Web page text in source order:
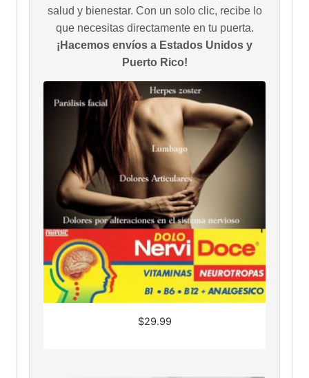
salud y bienestar. Con un solo clic, recibe lo
que necesitas directamente en tu puerta.
¡Hacemos envíos a Estados Unidos y
Puerto Rico!
$29.99